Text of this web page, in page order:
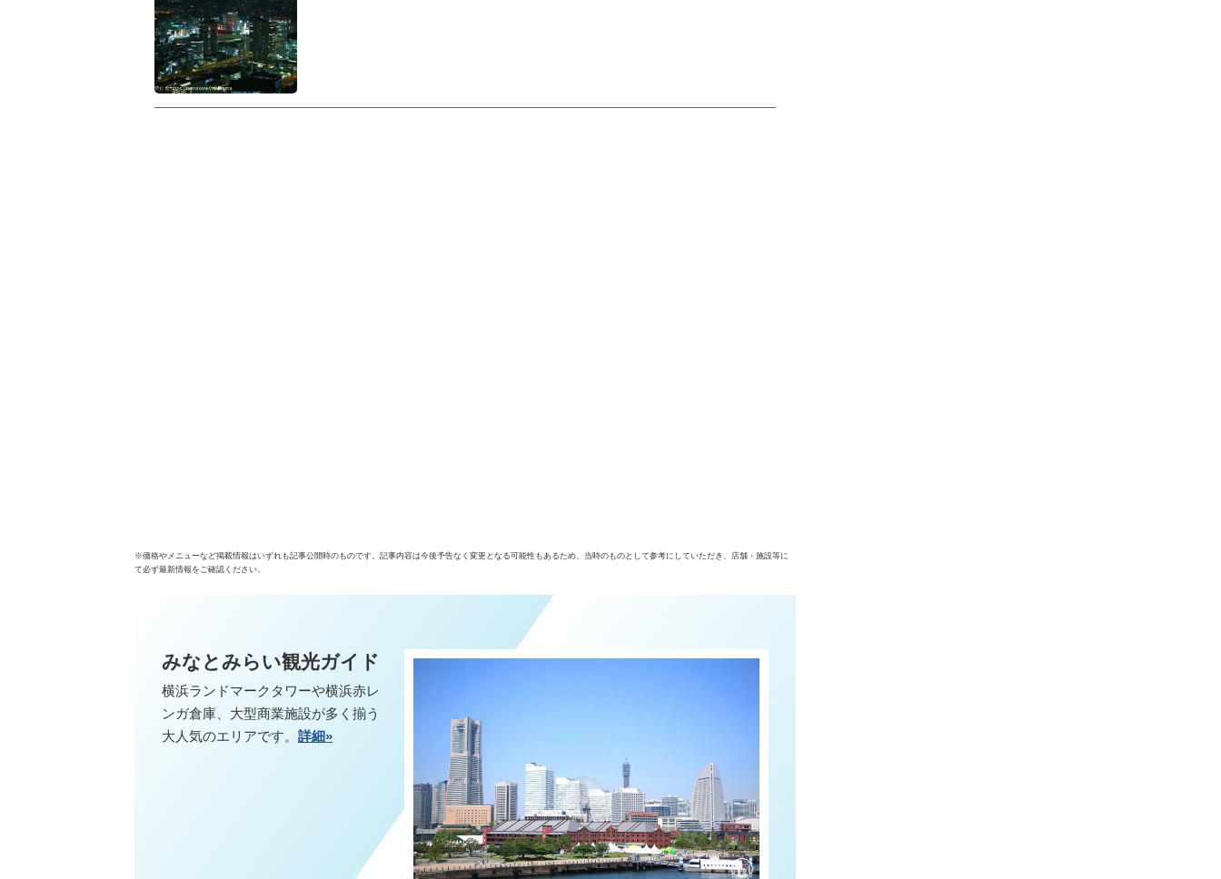
※価格やメニューなど掲載情報はいずれも記事公開時のものです。記事内容は今後予告なく変更となる可能性もあるため、当時のものとして参考にしていただき、店舗・施設等に
て必ず最新情報をご確認ください。
みなとみらい観光ガイド
横浜ランドマークタワーや横浜赤レ
ンガ倉庫、大型商業施設が多く揃う
大人気のエリアです。 詳細»